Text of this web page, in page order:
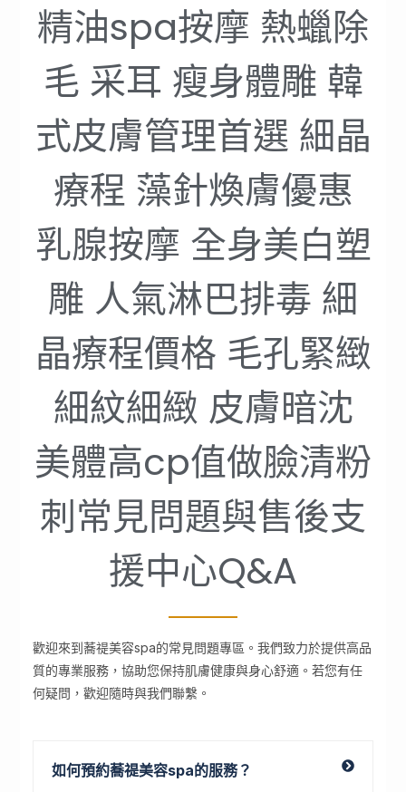
精油spa按摩 熱蠟除
毛 采耳 瘦身體雕 韓
式皮膚管理首選 細晶
療程 藻針煥膚優惠
乳腺按摩 全身美白塑
雕 人氣淋巴排毒 細
晶療程價格 毛孔緊緻
細紋細緻 皮膚暗沈
美體高cp值做臉清粉
刺常見問題與售後支
援中心Q&A
歡迎來到蕎禔美容spa的常見問題專區。我們致力於提供高品
質的專業服務，協助您保持肌膚健康與身心舒適。若您有任
何疑問，歡迎隨時與我們聯繫。
如何預約蕎禔美容spa的服務？